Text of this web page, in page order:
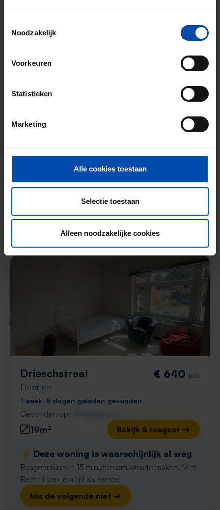
Noodzakelijk
Voorkeuren
Statistieken
Marketing
Alle cookies toestaan
Selectie toestaan
Alleen noodzakelijke cookies
Waarom kiezen voor Rent.nl?
15+ jaar ervaring met huur & verhuur
9000+ woningen per maand te huur
Binnen 4-8 weken vonden gebruikers een
woning
Uitstekende helpdesk
100% tevredenheidsgarantie. Niet tevreden?
Geld terug!
Drieschstraat
Heerlen
€ 640 p/m
1 week, 5 dagen geleden gevonden
Gevonden op:
19m² Bekijk & reageer →
⚡️ Deze woning is waarschijnlijk al weg
Reageer binnen 15 minuten om kans te maken. Met
Rent.nl ben je altijd als eerste!
Mis de volgende niet →